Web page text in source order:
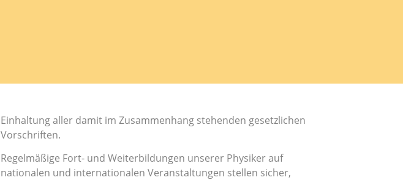
Einhaltung aller damit im Zusammenhang stehenden gesetzlichen
Vorschriften.
Regelmäßige Fort- und Weiterbildungen unserer Physiker auf
nationalen und internationalen Veranstaltungen stellen sicher,